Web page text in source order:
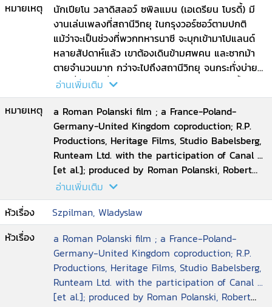
หมายเหตุ
นักเปียโน วลาดิสลอว์ ซพิลแมน (เอเดรียน โบรดี้) มี
งานเล่นเพลงที่สถานีวิทยุ ในกรุงวอร์ซอว์ตามปกติ
แม้ว่าจะเป็นช่วงที่พวกทหารนาซี จะบุกเข้ามาโปแลนด์
หลายสัปดาห์แล้ว เขาต้องเดินข้ามศพคน และซากม้า
ตายจำนวนมาก กว่าจะไปถึงสถานีวิทยุ จนกระทั่งบ่าย
วันหนึ่ง ขณะที่เขากำลังเล่นเพลงของโชแปงอยู่นั้น
ระเบิดของฝ่ายศัตรู ก็ถล่มลงมาในเมืองเสียหายยับเยิน
หลายวันต่อมา วอร์ซอว์ตกเป็นของนาซี แม้ว่าจะรู้ดี ถึง
สิ่งที่จะเกิดตามมาภายหลังจากนี้ แต่เขาก็ยังเชื่อว่า ทุก
อย่างจะต้องเรียบร้อย เมื่ออังกฤษกับฝรั่งเศสประกาศ
สงครามกับเยอรมัน ทหารนาซีสั่งให้ชาวยิวจำนวน
360,000 คน ในกรุงวอร์ซอว์ ต้องสวมปลอกแขนระบุ
เชื้อชาติ และย้ายออกจากบ้าน ไปอยู่อย่างแออัดในเขต
พื้นที่อันจำกัด ซพิลแมนก็ยังคงเชื่อว่า เขาสามารถ
รับมือกับสถานการณ์ได้ ตราบเท่าที่ปฏิบัติตามกฏ และ
มองโลกในแง่ดีต่อไป เขาได้ใบประกาศนียบัตร รับรอง
การทำงานเป็นนักเปียโน ในร้านอาหารเฉพาะชาวยิว
และพยายามสร้างความมั่นใจให้กับทุกคนด้วยคำพูดว่า
ไม่ต้องห่วง อีกไม่นานทุกอย่างก็กลับคืนสู่ภาวะปกติ ต่อ
มาในเดือนสิงหาคมปี 1942 ครอบครัวของเขา ถูกส่งตัว
ขึ้นรถไฟไปยังค่ายกักกัน แต่เขาได้รับความช่วยเหลือ
อ่านเพิ่มเติม
หมายเหตุ
a Roman Polanski film ; a France-Poland-
Germany-United Kingdom coproduction; R.P.
Productions, Heritage Films, Studio Babelsberg,
Runteam Ltd. with the participation of Canal ...
[et al.]; produced by Roman Polanski, Robert
Benmussa, Alain Sarde; screenplay by Ronald
Harwood
อ่านเพิ่มเติม
หัวเรื่อง
Szpilman, Wladyslaw
หัวเรื่อง
a Roman Polanski film ; a France-Poland-
Germany-United Kingdom coproduction; R.P.
Productions, Heritage Films, Studio Babelsberg,
Runteam Ltd. with the participation of Canal ...
[et al.]; produced by Roman Polanski, Robert